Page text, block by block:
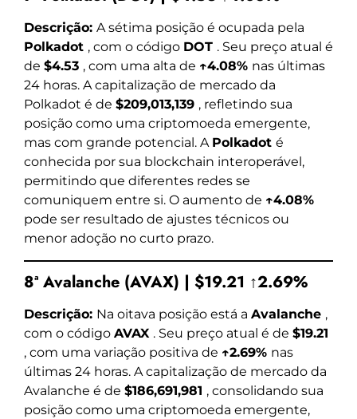
Descrição: A sétima posição é ocupada pela
Polkadot , com o código DOT . Seu preço atual é
de $4.53 , com uma alta de ↑4.08% nas últimas
24 horas. A capitalização de mercado da
Polkadot é de $209,013,139 , refletindo sua
posição como uma criptomoeda emergente,
mas com grande potencial. A Polkadot é
conhecida por sua blockchain interoperável,
permitindo que diferentes redes se
comuniquem entre si. O aumento de ↑4.08%
pode ser resultado de ajustes técnicos ou
menor adoção no curto prazo.
8ª Avalanche (AVAX) | $19.21 ↑2.69%
Descrição: Na oitava posição está a Avalanche ,
com o código AVAX . Seu preço atual é de $19.21
, com uma variação positiva de ↑2.69% nas
últimas 24 horas. A capitalização de mercado da
Avalanche é de $186,691,981 , consolidando sua
posição como uma criptomoeda emergente,